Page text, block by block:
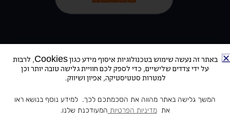
by Hoteliers| מלון בוטיק ללה תל אביב © 2022
באתר זה נעשה שימוש בטכנולוגיות איסוף מידע כגון Cookies, לרבות
על ידי צדדים שלישיים, כדי לספק לכם חוויית גלישה טובה יותר וכן
למטרות סטטיסטיקה, אפיון ושיווק.
המשך גלישה באתר מהווה את הסכמתכם לכך. למידע נוסף בנושא ראו
אתמדיניות הפרטיות המעודכנת שלנו.